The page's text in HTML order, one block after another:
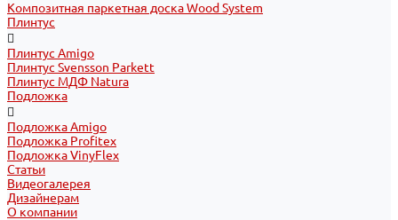
Композитная паркетная доска Wood System
Плинтус
Плинтус Amigo
Плинтус Svensson Parkett
Плинтус МДФ Natura
Подложка
Подложка Amigo
Подложка Profitex
Подложка VinyFlex
Статьи
Видеогалерея
Дизайнерам
О компании